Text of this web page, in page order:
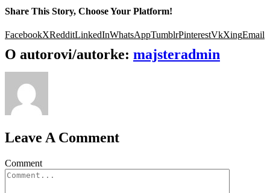
Share This Story, Choose Your Platform!
FacebookXRedditLinkedInWhatsAppTumblrPinterestVkXingEmail
O autorovi/autorke: majsteradmin
Leave A Comment
Comment